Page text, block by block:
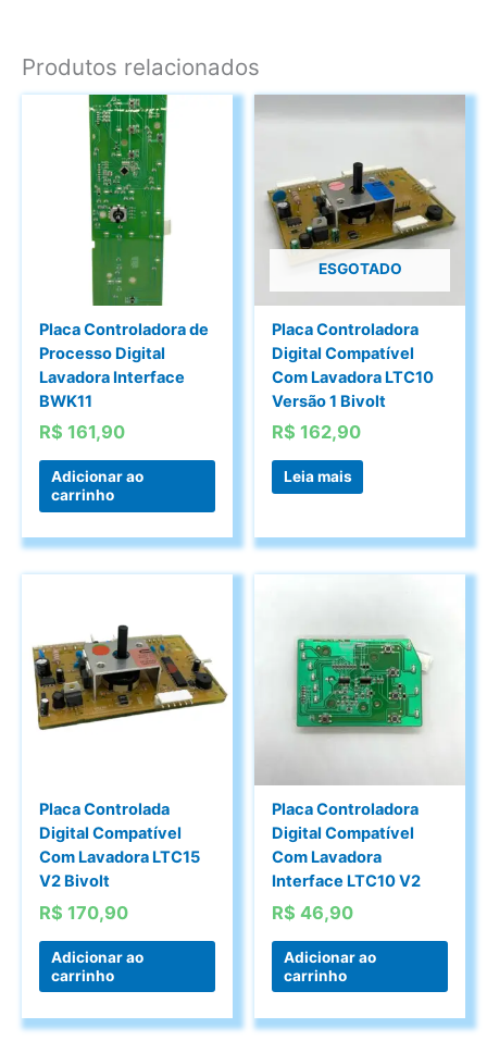
Produtos relacionados
Placa Controladora de
Processo Digital
Lavadora Interface
BWK11
R$ 161,90
Adicionar ao
carrinho
ESGOTADO
Placa Controladora
Digital Compatível
Com Lavadora LTC10
Versão 1 Bivolt
R$ 162,90
Leia mais
Placa Controlada
Digital Compatível
Com Lavadora LTC15
V2 Bivolt
R$ 170,90
Adicionar ao
carrinho
Placa Controladora
Digital Compatível
Com Lavadora
Interface LTC10 V2
R$ 46,90
Adicionar ao
carrinho